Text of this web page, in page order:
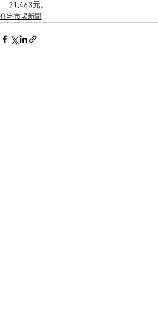
21,463元。
住宅市場新聞